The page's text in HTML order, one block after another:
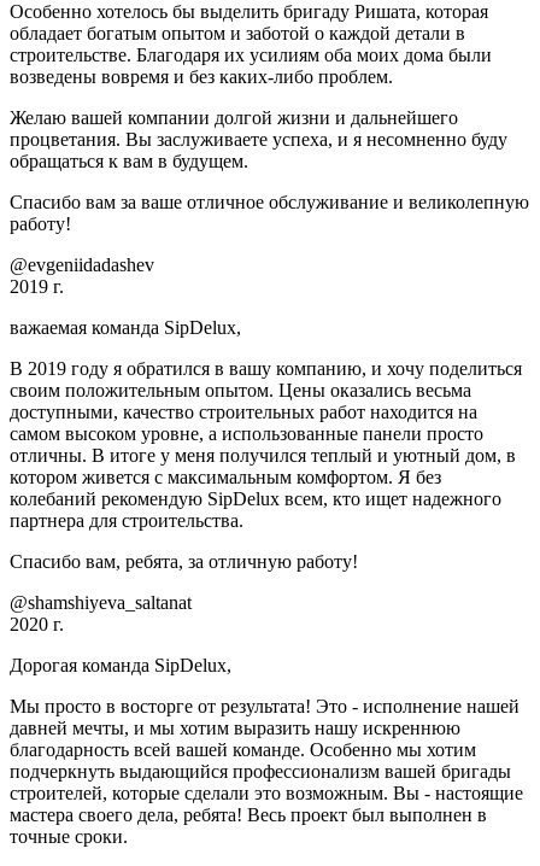
Особенно хотелось бы выделить бригаду Ришата, которая
обладает богатым опытом и заботой о каждой детали в
строительстве. Благодаря их усилиям оба моих дома были
возведены вовремя и без каких-либо проблем.
Желаю вашей компании долгой жизни и дальнейшего
процветания. Вы заслуживаете успеха, и я несомненно буду
обращаться к вам в будущем.
Спасибо вам за ваше отличное обслуживание и великолепную
работу!
@evgeniidadashev
2019 г.
важаемая команда SipDelux,
В 2019 году я обратился в вашу компанию, и хочу поделиться
своим положительным опытом. Цены оказались весьма
доступными, качество строительных работ находится на
самом высоком уровне, а использованные панели просто
отличны. В итоге у меня получился теплый и уютный дом, в
котором живется с максимальным комфортом. Я без
колебаний рекомендую SipDelux всем, кто ищет надежного
партнера для строительства.
Спасибо вам, ребята, за отличную работу!
@shamshiyeva_saltanat
2020 г.
Дорогая команда SipDelux,
Мы просто в восторге от результата! Это - исполнение нашей
давней мечты, и мы хотим выразить нашу искреннюю
благодарность всей вашей команде. Особенно мы хотим
подчеркнуть выдающийся профессионализм вашей бригады
строителей, которые сделали это возможным. Вы - настоящие
мастера своего дела, ребята! Весь проект был выполнен в
точные сроки.